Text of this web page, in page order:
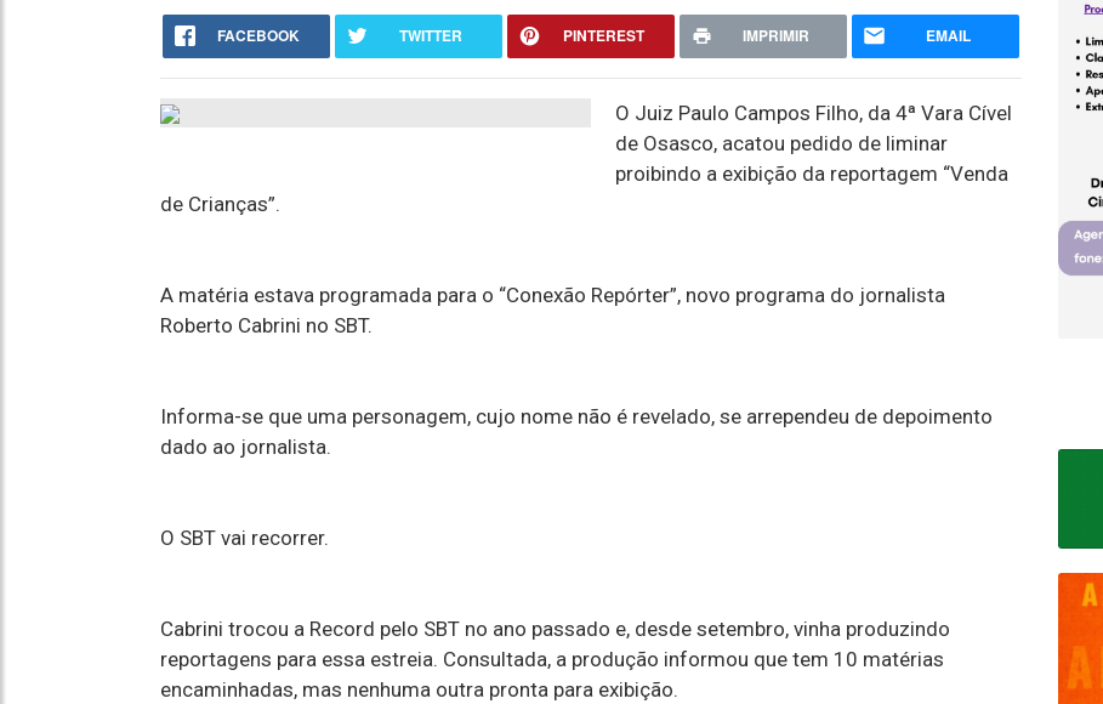
FACEBOOK TWITTER PINTEREST IMPRIMIR EMAIL
O Juiz Paulo Campos Filho, da 4ª Vara Cível
de Osasco, acatou pedido de liminar
proibindo a exibição da reportagem “Venda
de Crianças”.
A matéria estava programada para o “Conexão Repórter”, novo programa do jornalista
Roberto Cabrini no SBT.
Informa-se que uma personagem, cujo nome não é revelado, se arrependeu de depoimento
dado ao jornalista.
O SBT vai recorrer.
Cabrini trocou a Record pelo SBT no ano passado e, desde setembro, vinha produzindo
reportagens para essa estreia. Consultada, a produção informou que tem 10 matérias
encaminhadas, mas nenhuma outra pronta para exibição.